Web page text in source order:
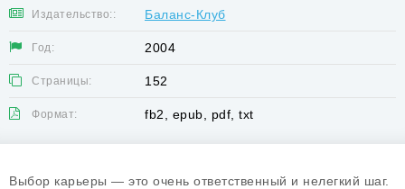
Издательство:: Баланс-Клуб
Год: 2004
Страницы: 152
Формат: fb2, epub, pdf, txt
Выбор карьеры — это очень ответственный и нелегкий шаг.